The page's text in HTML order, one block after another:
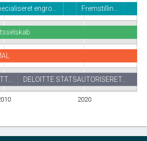
2020
engro… . Fremstillin… .
DELOITTE STATSAUTORISERET…